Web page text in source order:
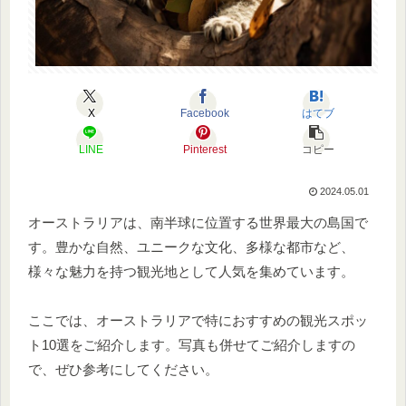
X Facebook はてブ
LINE Pinterest コピー
2024.05.01
オーストラリアは、南半球に位置する世界最大の島国で
す。豊かな自然、ユニークな文化、多様な都市など、
様々な魅力を持つ観光地として人気を集めています。
ここでは、オーストラリアで特におすすめの観光スポッ
ト10選をご紹介します。写真も併せてご紹介しますの
で、ぜひ参考にしてください。